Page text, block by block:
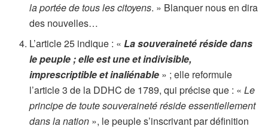
la portée de tous les citoyens. » Blanquer nous en dira
des nouvelles…
L’article 25 indique : «La souveraineté réside dans
le peuple ; elle est une et indivisible,
imprescriptible et inaliénable » ; elle reformule
l’article 3 de la DDHC de 1789, qui précise que : «Le
principe de toute souveraineté réside essentiellement
dans la nation », le peuple s’inscrivant par définition